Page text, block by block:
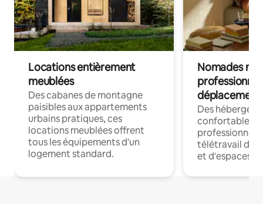
Locations entièrement
meublées
Des cabanes de montagne
paisibles aux appartements
urbains pratiques, ces
locations meublées offrent
tous les équipements d'un
logement standard.
Nomades
déplacement
Des
confortables
professionnels
télétravail
et d'espaces